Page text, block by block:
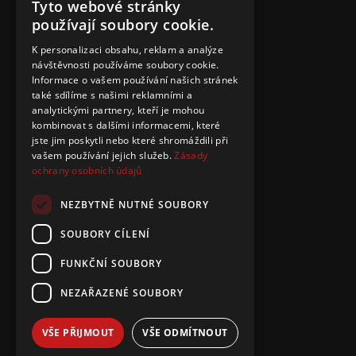
Tyto webové stránky
používají soubory cookie.
K personalizaci obsahu, reklam a analýze
návštěvnosti používáme soubory cookie.
Informace o vašem používání našich stránek
také sdílíme s našimi reklamními a
analytickými partnery, kteří je mohou
kombinovat s dalšími informacemi, které
jste jim poskytli nebo které shromáždili při
vašem používání jejich služeb.Zásady
ochrany osobních údajů
NEZBYTNĚ NUTNÉ SOUBORY
SOUBORY CÍLENÍ
FUNKČNÍ SOUBORY
NEZAŘAZENÉ SOUBORY
VŠE PŘIJMOUT VŠE ODMÍTNOUT